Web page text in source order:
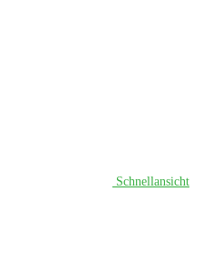
Schnellansicht